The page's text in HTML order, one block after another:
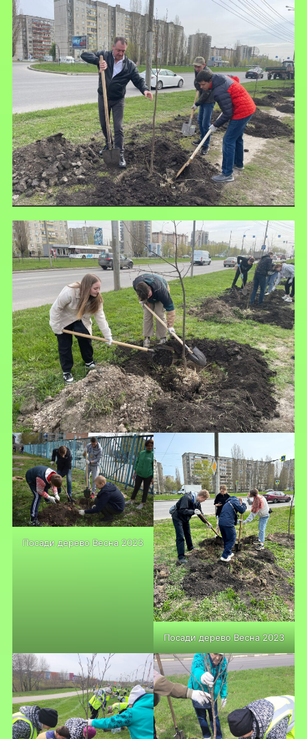
Посади дерево Весна 2023
Посади дерево Весна 2023